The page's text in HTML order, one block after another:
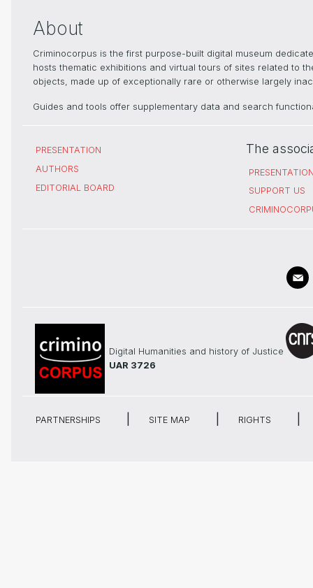
About
Criminocorpus is the first purpose-built digital museum
hosts thematic exhibitions and virtual tours of sites related to
objects, made up of exceptionally rare or otherwise largely
Guides and tools offer supplementary data and search
PRESENTATION
AUTHORS
EDITORIAL BOARD
The
SUPPORT US
Digital Humanities and history of Justice
UAR 3726
PARTNERSHIPS SITE MAP RIGHTS